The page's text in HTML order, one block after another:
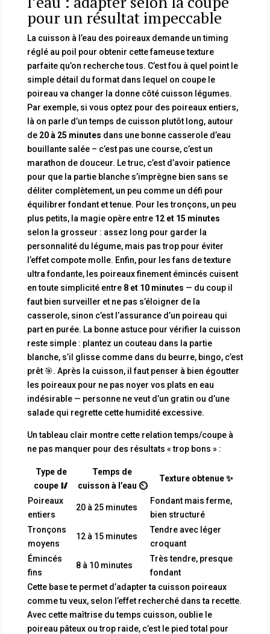
pour un résultat impeccable
La cuisson à l’eau des poireaux demande un timing
réglé au poil pour obtenir cette fameuse texture
parfaite qu’on recherche tous. C’est fou à quel point le
simple détail du format dans lequel on coupe le
poireau va changer la donne côté cuisson légumes.
Par exemple, si vous optez pour des poireaux entiers,
là on parle d’un temps de cuisson plutôt long, autour
de 20 à 25 minutes dans une bonne casserole d’eau
bouillante salée – c’est pas une course, c’est un
marathon de douceur. Le truc, c’est d’avoir patience
pour que la partie blanche s’imprègne bien sans se
déliter complètement, un peu comme un défi pour
équilibrer fondant et tenue. Pour les tronçons, un peu
plus petits, la magie opère entre 12 et 15 minutes
selon la grosseur : assez long pour garder la
personnalité du légume, mais pas trop pour éviter
l’effet compote molle. Enfin, pour les fans de texture
ultra fondante, les poireaux finement émincés cuisent
en toute simplicité entre 8 et 10 minutes — du coup il
faut bien surveiller et ne pas s’éloigner de la
casserole, sinon c’est l’assurance d’un poireau qui
part en purée. La bonne astuce pour vérifier la cuisson
reste simple : plantez un couteau dans la partie
blanche, s’il glisse comme dans du beurre, bingo, c’est
prêt 🎯. Après la cuisson, il faut penser à bien égoutter
les poireaux pour ne pas noyer vos plats en eau
indésirable — personne ne veut d’un gratin ou d’une
salade qui regrette cette humidité excessive.
Un tableau clair montre cette relation temps/coupe à
ne pas manquer pour des résultats « trop bons » :
Type de
coupe 🥢
Temps de
cuisson à l’eau ⏲️
Texture obtenue ✨
Poireaux
entiers
20 à 25 minutes
Fondant mais ferme,
bien structuré
Tronçons
moyens
12 à 15 minutes
Tendre avec léger
croquant
Émincés
fins
8 à 10 minutes
Très tendre, presque
fondant
Cette base te permet d’adapter ta cuisson poireaux
comme tu veux, selon l’effet recherché dans ta recette.
Avec cette maîtrise du temps cuisson, oublie le
poireau pâteux ou trop raide, c’est le pied total pour